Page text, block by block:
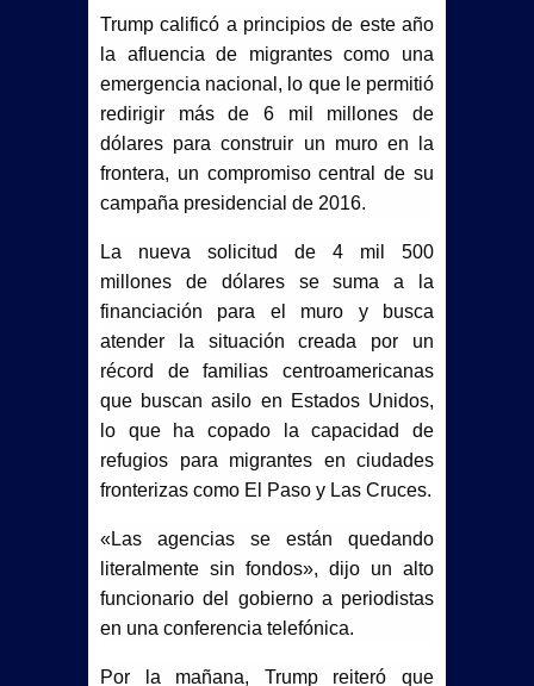
Trump calificó a principios de este año
la afluencia de migrantes como una
emergencia nacional, lo que le permitió
redirigir más de 6 mil millones de
dólares para construir un muro en la
frontera, un compromiso central de su
campaña presidencial de 2016.
La nueva solicitud de 4 mil 500
millones de dólares se suma a la
financiación para el muro y busca
atender la situación creada por un
récord de familias centroamericanas
que buscan asilo en Estados Unidos,
lo que ha copado la capacidad de
refugios para migrantes en ciudades
fronterizas como El Paso y Las Cruces.
«Las agencias se están quedando
literalmente sin fondos», dijo un alto
funcionario del gobierno a periodistas
en una conferencia telefónica.
Por la mañana, Trump reiteró que